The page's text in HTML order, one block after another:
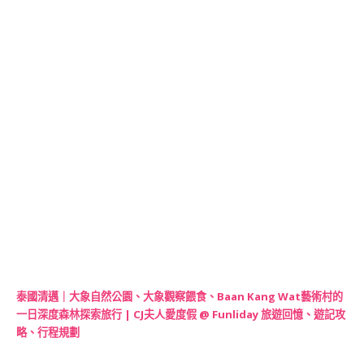
泰國清邁｜大象自然公園、大象觀察餵食、Baan Kang Wat藝術村的
一日深度森林探索旅行 | CJ夫人愛度假 @ Funliday 旅遊回憶、遊記攻
略、行程規劃